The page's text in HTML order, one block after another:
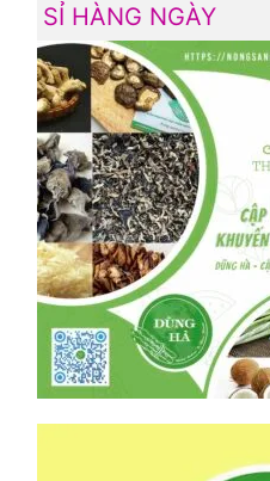
SỈ HÀNG NGÀY